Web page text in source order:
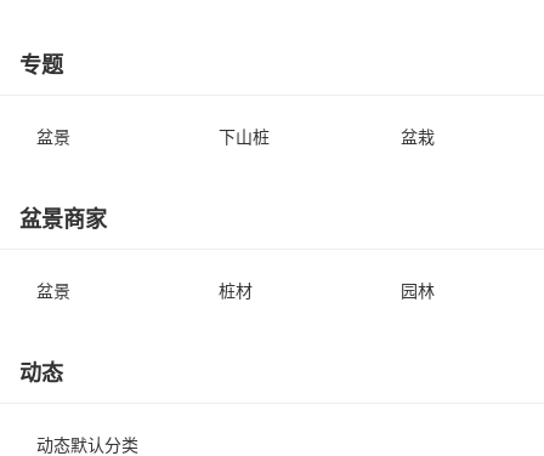
专题
盆景 下山桩 盆栽
盆景商家
盆景 桩材 园林
动态
动态默认分类